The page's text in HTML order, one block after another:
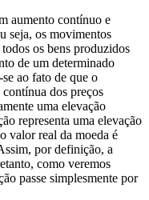
aumento contínuo e
seja, os movimentos
os bens produzidos
de um determinado
ao fato de que o
dos preços
uma elevação
representa uma elevação
valor real da moeda é
por definição, a
como veremos
passe simplesmente por